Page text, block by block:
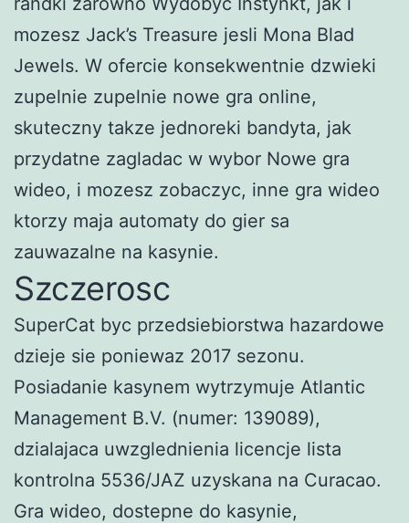
mozesz Jack’s Treasure jesli Mona Blad
Jewels. W ofercie konsekwentnie dzwieki
zupelnie zupelnie nowe gra online,
skuteczny takze jednoreki bandyta, jak
przydatne zagladac w wybor Nowe gra
wideo, i mozesz zobaczyc, inne gra wideo
ktorzy maja automaty do gier sa
zauwazalne na kasynie.
Szczerosc
SuperCat byc przedsiebiorstwa hazardowe
dzieje sie poniewaz 2017 sezonu.
Posiadanie kasynem wytrzymuje Atlantic
Management B.V. (numer: 139089),
dzialajaca uwzglednienia licencje lista
kontrolna 5536/JAZ uzyskana na Curacao.
Gra wideo, dostepne do kasynie,